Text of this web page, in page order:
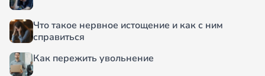
Что такое нервное истощение и как с ним
справиться
Как пережить увольнение